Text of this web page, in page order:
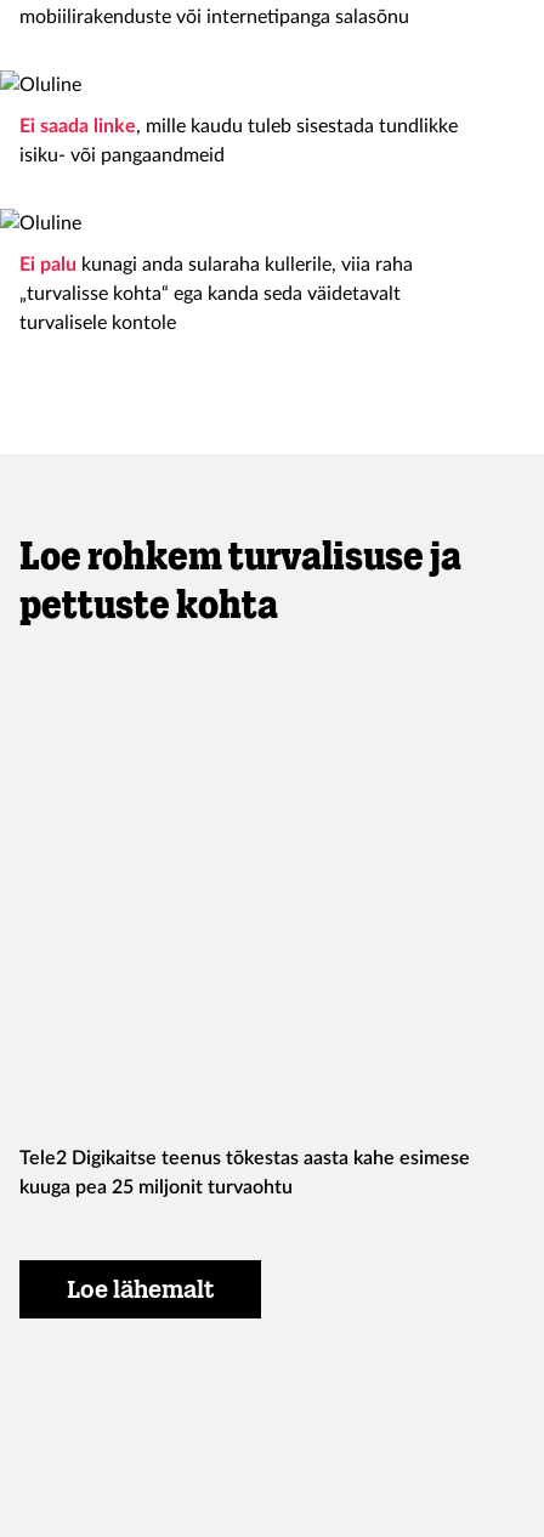
mobiilirakenduste või internetipanga salasõnu
Ei saada linke, mille kaudu tuleb sisestada tundlikke
isiku- või pangaandmeid
Ei palu kunagi anda sularaha kullerile, viia raha
„turvalisse kohta“ ega kanda seda väidetavalt
turvalisele kontole
Loe rohkem turvalisuse ja
pettuste kohta
Tele2 Digikaitse teenus tõkestas aasta kahe esimese
kuuga pea 25 miljonit turvaohtu
Loe lähemalt